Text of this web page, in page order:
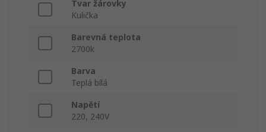
Tvar žárovky
Kulička
Barevná teplota
2700k
Barva
Teplá bílá
Napětí
220, 240V